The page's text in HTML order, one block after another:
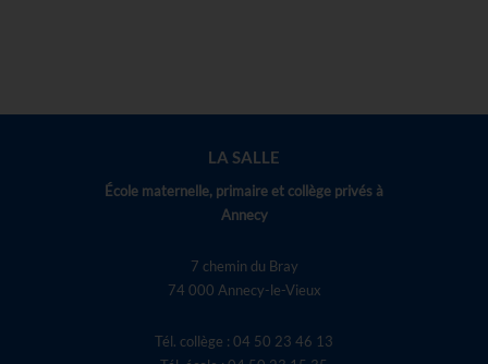
LA SALLE
École maternelle, primaire et collège privés à
Annecy
7 chemin du Bray
74 000 Annecy-le-Vieux
Tél. collège : 04 50 23 46 13